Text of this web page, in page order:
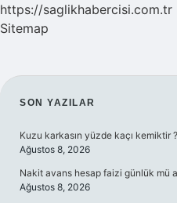
https://saglikhabercisi.com.tr
Sitemap
SIDEBAR
SON YAZILAR
Kuzu karkasın yüzde kaçı kemiktir ?
Ağustos 8, 2026
Nakit avans hesap faizi günlük mü
Ağustos 8, 2026